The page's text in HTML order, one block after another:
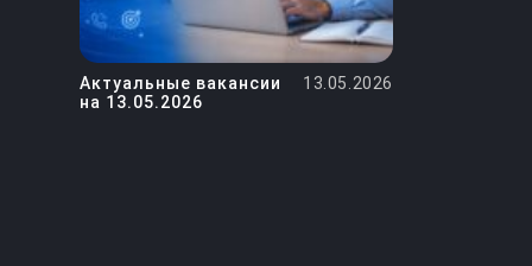
Актуальные вакансии
на 13.05.2026
13.05.2026